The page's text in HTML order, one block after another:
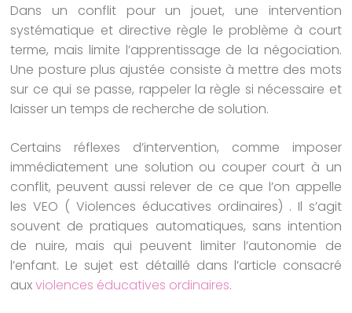
Dans un conflit pour un jouet, une intervention
systématique et directive règle le problème à court
terme, mais limite l’apprentissage de la négociation.
Une posture plus ajustée consiste à mettre des mots
sur ce qui se passe, rappeler la règle si nécessaire et
laisser un temps de recherche de solution.
Certains réflexes d’intervention, comme imposer
immédiatement une solution ou couper court à un
conflit, peuvent aussi relever de ce que l’on appelle
les VEO ( Violences éducatives ordinaires) . Il s’agit
souvent de pratiques automatiques, sans intention
de nuire, mais qui peuvent limiter l’autonomie de
l’enfant. Le sujet est détaillé dans l’article consacré
auxviolences éducatives ordinaires.